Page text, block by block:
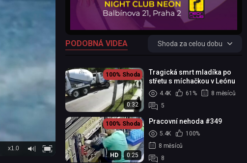
x1.0
PODOBNÁ VIDEA Shoda za celou dobu
100% Shoda
0:32
Tragická smrt mladíka po
střetu s míchačkou v Leónu
4.4K 61%
8 měsíců
5
100% Shoda
HD 0:25
Pracovní nehoda #349
5.4K
100%
8 měsíců
8